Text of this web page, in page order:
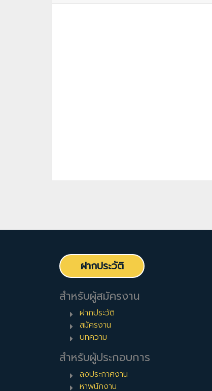
ฝากประวัติ
สำหรับผู้สมัครงาน
ฝากประวัติ
สมัครงาน
บทความ
สำหรับผู้ประกอบการ
ลงประกาศงาน
หาพนักงาน